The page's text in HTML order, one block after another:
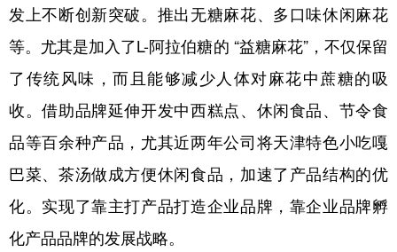
发上不断创新突破。推出无糖麻花、多口味休闲麻花
等。尤其是加入了L-阿拉伯糖的 “益糖麻花”，不仅保留
了传统风味，而且能够减少人体对麻花中蔗糖的吸
收。借助品牌延伸开发中西糕点、休闲食品、节令食
品等百余种产品，尤其近两年公司将天津特色小吃嘎
巴菜、茶汤做成方便休闲食品，加速了产品结构的优
化。实现了靠主打产品打造企业品牌，靠企业品牌孵
化产品品牌的发展战略。